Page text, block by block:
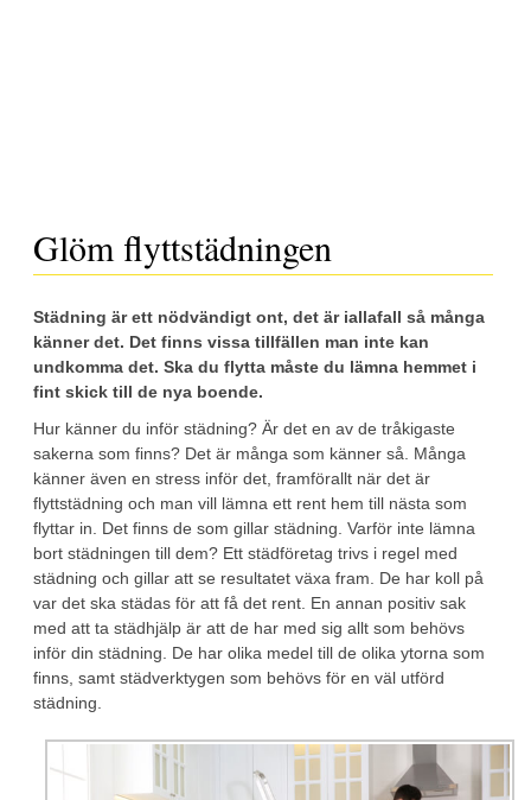
Glöm flyttstädningen
Städning är ett nödvändigt ont, det är iallafall så många
känner det. Det finns vissa tillfällen man inte kan
undkomma det. Ska du flytta måste du lämna hemmet i
fint skick till de nya boende.
Hur känner du inför städning? Är det en av de tråkigaste
sakerna som finns? Det är många som känner så. Många
känner även en stress inför det, framförallt när det är
flyttstädning och man vill lämna ett rent hem till nästa som
flyttar in. Det finns de som gillar städning. Varför inte lämna
bort städningen till dem? Ett städföretag trivs i regel med
städning och gillar att se resultatet växa fram. De har koll på
var det ska städas för att få det rent. En annan positiv sak
med att ta städhjälp är att de har med sig allt som behövs
inför din städning. De har olika medel till de olika ytorna som
finns, samt städverktygen som behövs för en väl utförd
städning.